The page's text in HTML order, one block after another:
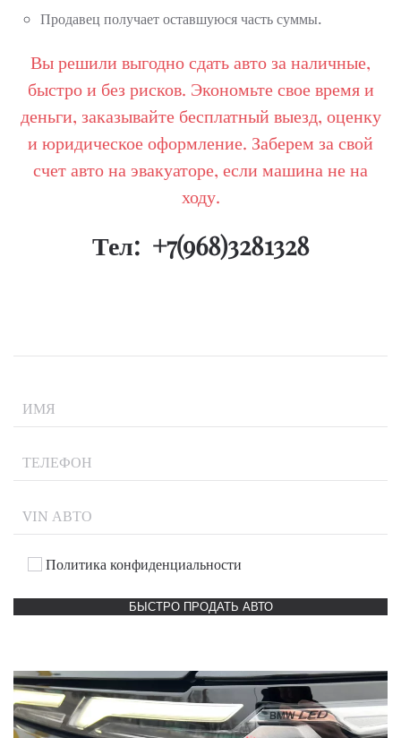
Продавец получает оставшуюся часть суммы.
Вы решили выгодно сдать авто за наличные,
быстро и без рисков. Экономьте свое время и
деньги, заказывайте бесплатный выезд, оценку
и юридическое оформление. Заберем за свой
счет авто на эвакуаторе, если машина не на
ходу.
Тел: +7(968)3281328
Политика конфиденциальности